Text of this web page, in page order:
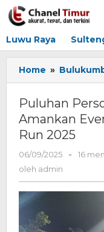
Lewati
ke
Luwu Raya
Home »
Puluhan
Amankan
Run 2025
06/09/2025
oleh
-
16
oleh admin